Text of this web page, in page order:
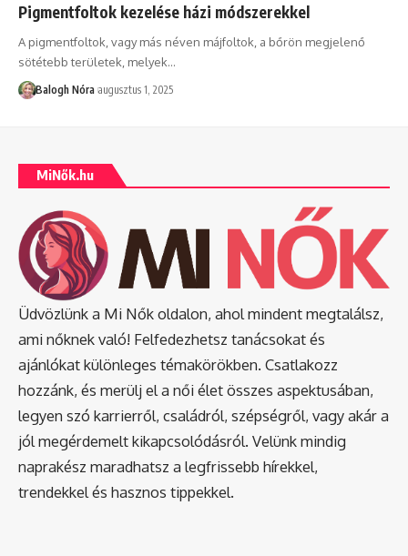
Pigmentfoltok kezelése házi módszerekkel
A pigmentfoltok, vagy más néven májfoltok, a bőrön megjelenő
sötétebb területek, melyek…
Balogh Nóra augusztus 1, 2025
MiNők.hu
Üdvözlünk a Mi Nők oldalon, ahol mindent megtalálsz,
ami nőknek való! Felfedezhetsz tanácsokat és
ajánlókat különleges témakörökben. Csatlakozz
hozzánk, és merülj el a női élet összes aspektusában,
legyen szó karrierről, családról, szépségről, vagy akár a
jól megérdemelt kikapcsolódásról. Velünk mindig
naprakész maradhatsz a legfrissebb hírekkel,
trendekkel és hasznos tippekkel.